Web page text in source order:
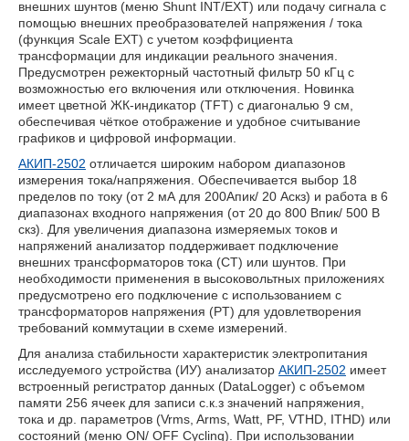
внешних шунтов (меню Shunt INT/EXT) или подачу сигнала с
помощью внешних преобразователей напряжения / тока
(функция Scale EXT) с учетом коэффициента
трансформации для индикации реального значения.
Предусмотрен режекторный частотный фильтр 50 кГц с
возможностью его включения или отключения. Новинка
имеет цветной ЖК-индикатор (TFT) с диагональю 9 см,
обеспечивая чёткое отображение и удобное считывание
графиков и цифровой информации.
АКИП-2502 отличается широким набором диапазонов
измерения тока/напряжения. Обеспечивается выбор 18
пределов по току (от 2 мА для 200Aпик/ 20 Аскз) и работа в 6
диапазонах входного напряжения (от 20 до 800 Впик/ 500 В
скз). Для увеличения диапазона измеряемых токов и
напряжений анализатор поддерживает подключение
внешних трансформаторов тока (CT) или шунтов. При
необходимости применения в высоковольтных приложениях
предусмотрено его подключение с использованием с
трансформаторов напряжения (PT) для удовлетворения
требований коммутации в схеме измерений.
Для анализа стабильности характеристик электропитания
исследуемого устройства (ИУ) анализатор АКИП-2502 имеет
встроенный регистратор данных (DataLogger) с объемом
памяти 256 ячеек для записи с.к.з значений напряжения,
тока и др. параметров (Vrms, Arms, Watt, PF, VTHD, ITHD) или
состояний (меню ON/ OFF Cycling). При использовании